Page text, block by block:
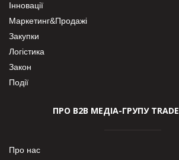
Інновації
Маркетинг&Продажі
Закупки
Логістика
Закон
Події
ПРО В2В МЕДІА-ГРУПУ
Про нас